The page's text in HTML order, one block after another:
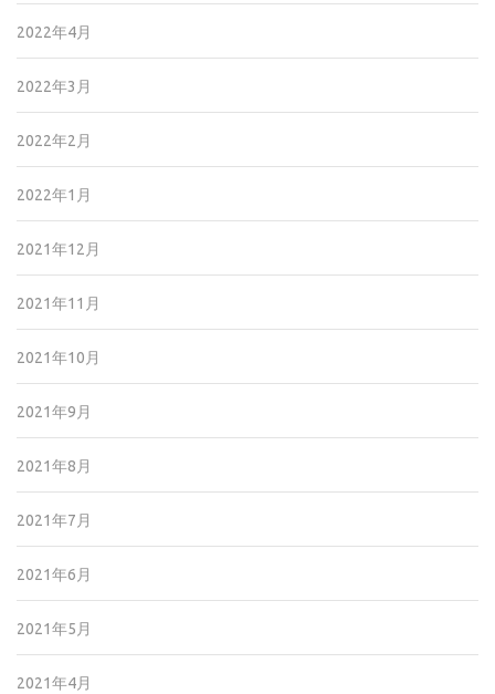
2022年4月
2022年3月
2022年2月
2022年1月
2021年12月
2021年11月
2021年10月
2021年9月
2021年8月
2021年7月
2021年6月
2021年5月
2021年4月